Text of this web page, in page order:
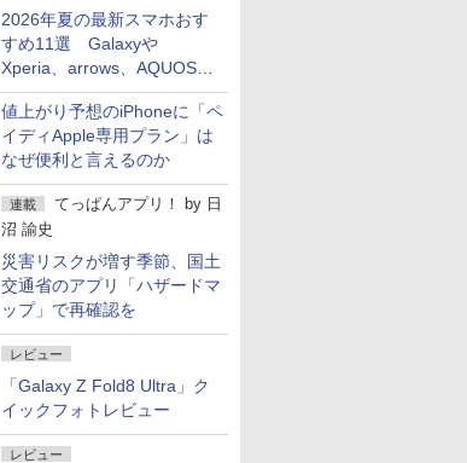
2026年夏の最新スマホおす
すめ11選 Galaxyや
Xperia、arrows、AQUOSな
ど注目機種の特徴は
値上がり予想のiPhoneに「ペ
イディApple専用プラン」は
なぜ便利と言えるのか
連載 てっぱんアプリ！ by 日
沼 諭史
災害リスクが増す季節、国土
交通省のアプリ「ハザードマ
ップ」で再確認を
レビュー
「Galaxy Z Fold8 Ultra」ク
イックフォトレビュー
レビュー